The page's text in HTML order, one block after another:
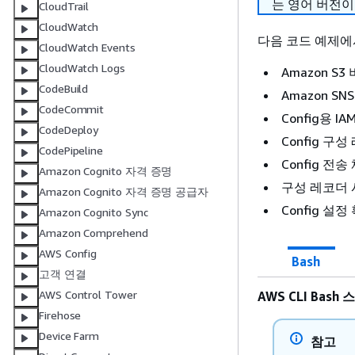
CloudTrail
CloudWatch
CloudWatch Events
CloudWatch Logs
CodeBuild
CodeCommit
CodeDeploy
CodePipeline
Amazon Cognito 자격 증명
Amazon Cognito 자격 증명 공급자
Amazon Cognito Sync
Amazon Comprehend
AWS Config
고객 연결
AWS Control Tower
Firehose
Device Farm
는 영어 버전
다음 코드 예제
Amazon S3
Amazon
Config용
Config 구성
Config 전송
구성 레코더
Config 설정
Bash
AWS CLI Bash
참고